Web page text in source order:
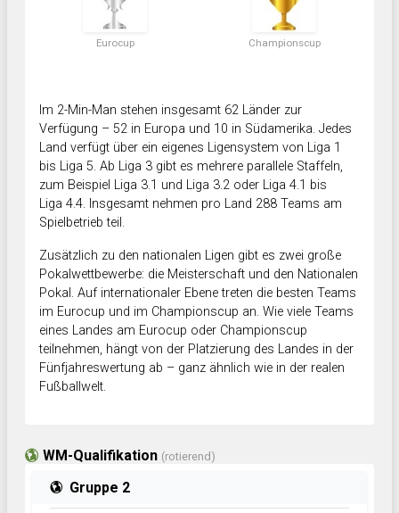
Eurocup Championscup
Im 2-Min-Man stehen insgesamt 62 Länder zur
Verfügung – 52 in Europa und 10 in Südamerika. Jedes
Land verfügt über ein eigenes Ligensystem von Liga 1
bis Liga 5. Ab Liga 3 gibt es mehrere parallele Staffeln,
zum Beispiel Liga 3.1 und Liga 3.2 oder Liga 4.1 bis
Liga 4.4. Insgesamt nehmen pro Land 288 Teams am
Spielbetrieb teil.
Zusätzlich zu den nationalen Ligen gibt es zwei große
Pokalwettbewerbe: die Meisterschaft und den Nationalen
Pokal. Auf internationaler Ebene treten die besten Teams
im Eurocup und im Championscup an. Wie viele Teams
eines Landes am Eurocup oder Championscup
teilnehmen, hängt von der Platzierung des Landes in der
Fünfjahreswertung ab – ganz ähnlich wie in der realen
Fußballwelt.
WM-Qualifikation (rotierend)
Gruppe 2